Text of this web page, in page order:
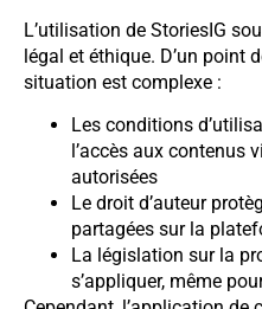
L’utilisation de StoriesIG
légal et éthique. D’un point
situation est complexe :
Les conditions
l’accès aux contenus
autorisées
Le droit d’auteur
partagées sur la
La législation sur la
s’appliquer, même